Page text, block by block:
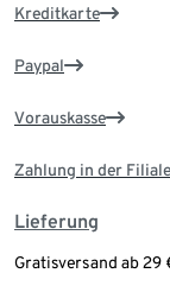
Kreditkarte
Paypal
Vorauskasse
Zahlung in der Filiale
Lieferung
Gratisversand ab 29